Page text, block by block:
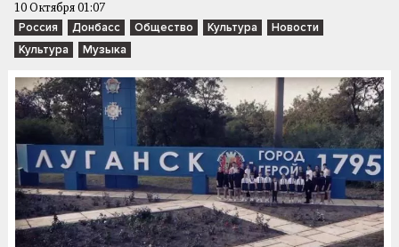
10 Октября 01:07
Россия Донбасс Общество Культура
Новости
Культура
Музыка